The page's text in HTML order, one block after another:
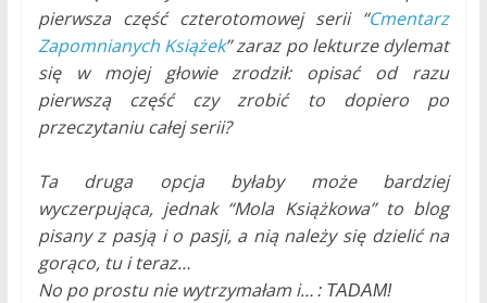
pierwsza część czterotomowej serii “Cmentarz
Zapomnianych Książek” zaraz po lekturze dylemat
się w mojej głowie zrodził: opisać od razu
pierwszą część czy zrobić to dopiero po
przeczytaniu całej serii?
Ta druga opcja byłaby może bardziej
wyczerpująca, jednak “Mola Książkowa” to blog
pisany z pasją i o pasji, a nią należy się dzielić na
gorąco, tu i teraz…
No po prostu nie wytrzymałam i… : TADAM!